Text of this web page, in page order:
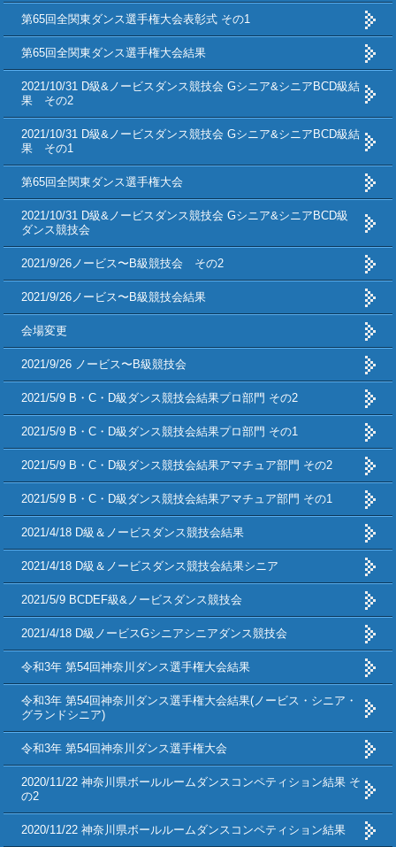
第65回全関東ダンス選手権大会表彰式 その1
第65回全関東ダンス選手権大会結果
2021/10/31 D級&ノービスダンス競技会 Gシニア&シニアBCD級結
果 その2
2021/10/31 D級&ノービスダンス競技会 Gシニア&シニアBCD級結
果 その1
第65回全関東ダンス選手権大会
2021/10/31 D級&ノービスダンス競技会 Gシニア&シニアBCD級
ダンス競技会
2021/9/26ノービス〜B級競技会 その2
2021/9/26ノービス〜B級競技会結果
会場変更
2021/9/26 ノービス〜B級競技会
2021/5/9 B・C・D級ダンス競技会結果プロ部門 その2
2021/5/9 B・C・D級ダンス競技会結果プロ部門 その1
2021/5/9 B・C・D級ダンス競技会結果アマチュア部門 その2
2021/5/9 B・C・D級ダンス競技会結果アマチュア部門 その1
2021/4/18 D級＆ノービスダンス競技会結果
2021/4/18 D級＆ノービスダンス競技会結果シニア
2021/5/9 BCDEF級&ノービスダンス競技会
2021/4/18 D級ノービスGシニアシニアダンス競技会
令和3年 第54回神奈川ダンス選手権大会結果
令和3年 第54回神奈川ダンス選手権大会結果(ノービス・シニア・
グランドシニア)
令和3年 第54回神奈川ダンス選手権大会
2020/11/22 神奈川県ボールルームダンスコンペティション結果 そ
の2
2020/11/22 神奈川県ボールルームダンスコンペティション結果